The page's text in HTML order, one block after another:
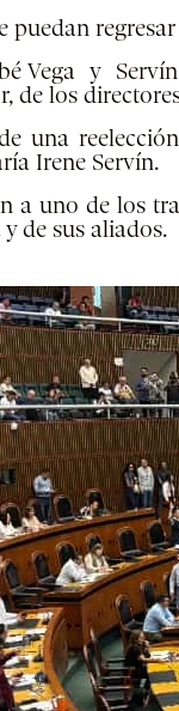
puedan
Vega y
de los
una
Irene Servín.
a uno de los
de sus aliados.